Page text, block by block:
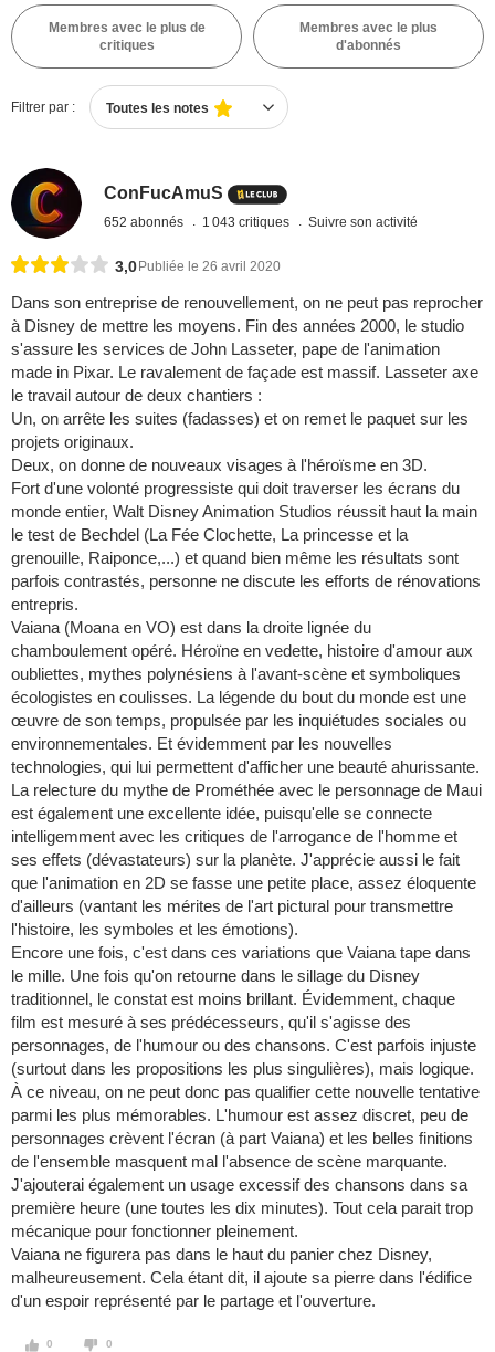
Membres avec le plus de
critiques
Membres avec le plus
d'abonnés
Filtrer par : Toutes les notes
ConFucAmuS
652 abonnés 1 043 critiques Suivre son activité
3,0 Publiée le 26 avril 2020
Dans son entreprise de renouvellement, on ne peut pas reprocher
à Disney de mettre les moyens. Fin des années 2000, le studio
s'assure les services de John Lasseter, pape de l'animation
made in Pixar. Le ravalement de façade est massif. Lasseter axe
le travail autour de deux chantiers :
Un, on arrête les suites (fadasses) et on remet le paquet sur les
projets originaux.
Deux, on donne de nouveaux visages à l'héroïsme en 3D.
Fort d'une volonté progressiste qui doit traverser les écrans du
monde entier, Walt Disney Animation Studios réussit haut la main
le test de Bechdel (La Fée Clochette, La princesse et la
grenouille, Raiponce,...) et quand bien même les résultats sont
parfois contrastés, personne ne discute les efforts de rénovations
entrepris.
Vaiana (Moana en VO) est dans la droite lignée du
chamboulement opéré. Héroïne en vedette, histoire d'amour aux
oubliettes, mythes polynésiens à l'avant-scène et symboliques
écologistes en coulisses. La légende du bout du monde est une
œuvre de son temps, propulsée par les inquiétudes sociales ou
environnementales. Et évidemment par les nouvelles
technologies, qui lui permettent d'afficher une beauté ahurissante.
La relecture du mythe de Prométhée avec le personnage de Maui
est également une excellente idée, puisqu'elle se connecte
intelligemment avec les critiques de l'arrogance de l'homme et
ses effets (dévastateurs) sur la planète. J'apprécie aussi le fait
que l'animation en 2D se fasse une petite place, assez éloquente
d'ailleurs (vantant les mérites de l'art pictural pour transmettre
l'histoire, les symboles et les émotions).
Encore une fois, c'est dans ces variations que Vaiana tape dans
le mille. Une fois qu'on retourne dans le sillage du Disney
traditionnel, le constat est moins brillant. Évidemment, chaque
film est mesuré à ses prédécesseurs, qu'il s'agisse des
personnages, de l'humour ou des chansons. C'est parfois injuste
(surtout dans les propositions les plus singulières), mais logique.
À ce niveau, on ne peut donc pas qualifier cette nouvelle tentative
parmi les plus mémorables. L'humour est assez discret, peu de
personnages crèvent l'écran (à part Vaiana) et les belles finitions
de l'ensemble masquent mal l'absence de scène marquante.
J'ajouterai également un usage excessif des chansons dans sa
première heure (une toutes les dix minutes). Tout cela parait trop
mécanique pour fonctionner pleinement.
Vaiana ne figurera pas dans le haut du panier chez Disney,
malheureusement. Cela étant dit, il ajoute sa pierre dans l'édifice
d'un espoir représenté par le partage et l'ouverture.
0 0